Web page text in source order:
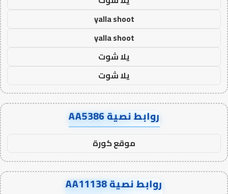
yalla shoot
yalla shoot
يلا شوت
يلا شوت
روابط نصية AA5386
موقع كورة
روابط نصية AA11138